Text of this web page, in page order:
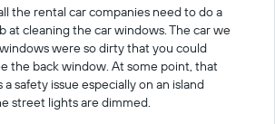
the rental car companies need to do a
at cleaning the car windows. The car we
were so dirty that you could
the back window. At some point, that
a safety issue especially on an island
street lights are dimmed.